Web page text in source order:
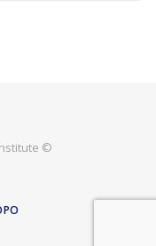
©